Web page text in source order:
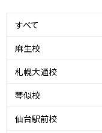
すべて
麻生校
札幌大通校
琴似校
仙台駅前校